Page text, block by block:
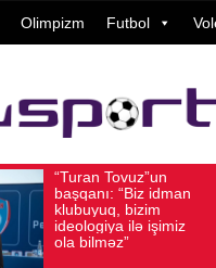
Olimpizm Futbol
Vüqar
yüksək
Avqust 05, 2026